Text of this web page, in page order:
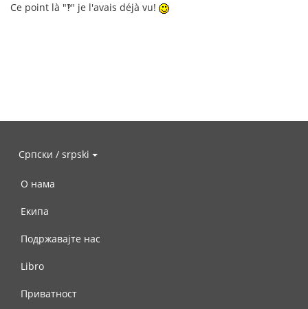
Ce point là "‽" je l'avais déjà vu!
Српски / srpski
О нама
Екипа
Подржавајте нас
Libro
Приватност